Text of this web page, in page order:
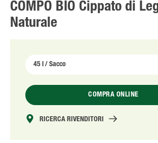
COMPO BIO Cippato di
Naturale
COMPRA ONLINE
RICERCA RIVENDITORI